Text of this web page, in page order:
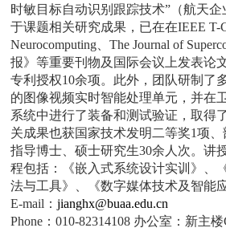
时敏目标自动识别跟踪技术”（航天
于课题相关研究成果，已在在IEEE T-
Neurocomputing、The Journal of
报》等重要刊物及国际会议上发表论
专利授权10余项。此外，团队研制了
的图像视频实时智能处理单元，并在
系统中进行了装备和测试验证，取得
关成果也获国家技术发明二等奖1项、
指导博士、硕士研究生30余人次。讲
程包括：《嵌入式系统设计实训》、
法与工具》、《数字媒体技术及智能
E-mail：jianghx@buaa.edu.cn
Phone：010-82314108 办公室：新主楼